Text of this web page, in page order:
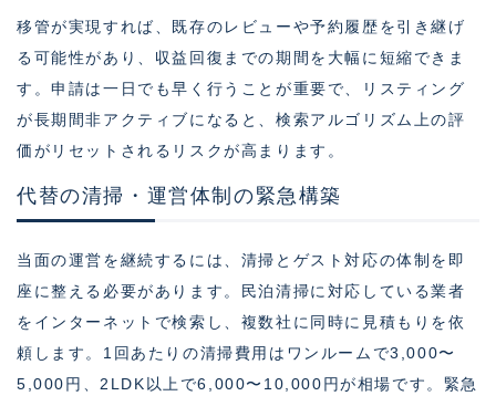
移管が実現すれば、既存のレビューや予約履歴を引き継げ
る可能性があり、収益回復までの期間を大幅に短縮できま
す。申請は一日でも早く行うことが重要で、リスティング
が長期間非アクティブになると、検索アルゴリズム上の評
価がリセットされるリスクが高まります。
代替の清掃・運営体制の緊急構築
当面の運営を継続するには、清掃とゲスト対応の体制を即
座に整える必要があります。民泊清掃に対応している業者
をインターネットで検索し、複数社に同時に見積もりを依
頼します。1回あたりの清掃費用はワンルームで3,000〜
5,000円、2LDK以上で6,000〜10,000円が相場です。緊急